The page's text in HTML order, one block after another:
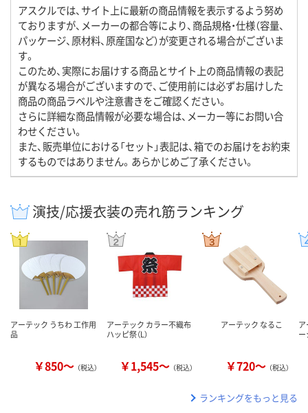
アスクルでは、サイト上に最新の商品情報を表示するよう努め
ておりますが、メーカーの都合等により、商品規格・仕様（容量、
パッケージ、原材料、原産国など）が変更される場合がございま
す。
このため、実際にお届けする商品とサイト上の商品情報の表記
が異なる場合がございますので、ご使用前には必ずお届けした
商品の商品ラベルや注意書きをご確認ください。
さらに詳細な商品情報が必要な場合は、メーカー等にお問い合
わせください。
また、販売単位における「セット」表記は、箱でのお届けをお約束
するものではありません。あらかじめご了承ください。
演技/応援衣装の売れ筋ランキング
アーテック うちわ 工作用
品
￥850～ （税込）
アーテック カラー不織布
ハッピ祭（L）
￥1,545～ （税込）
アーテック なるこ
￥720～ （税込）
ー
ランキングをもっと見る